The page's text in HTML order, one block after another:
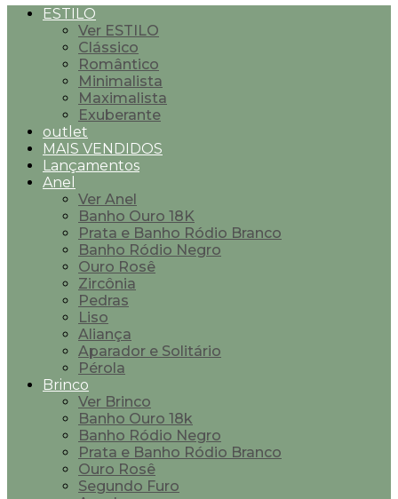
ESTILO
Ver ESTILO
Clássico
Romântico
Minimalista
Maximalista
Exuberante
outlet
MAIS VENDIDOS
Lançamentos
Anel
Ver Anel
Banho Ouro 18K
Prata e Banho Ródio Branco
Banho Ródio Negro
Ouro Rosê
Zircônia
Pedras
Liso
Aliança
Aparador e Solitário
Pérola
Brinco
Ver Brinco
Banho Ouro 18k
Banho Ródio Negro
Prata e Banho Ródio Branco
Ouro Rosê
Segundo Furo